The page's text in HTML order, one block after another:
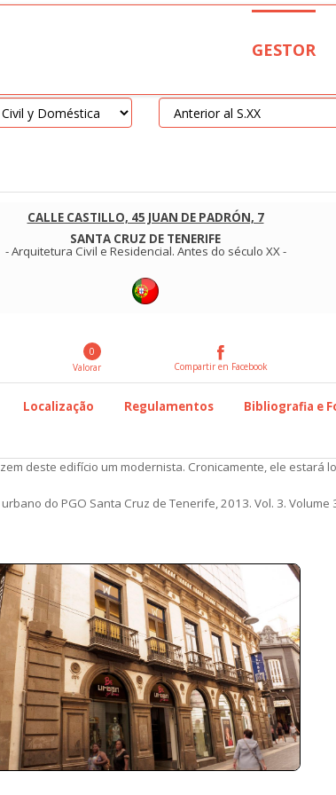
GESTOR
CALLE CASTILLO, 45 JUAN DE PADRÓN, 7
SANTA CRUZ DE TENERIFE
-Arquitetura Civil e Residencial. Antes do século XX-
0
Valorar
Compartir en Facebook
Localização Regulamentos Bibliografia e
deste edifício um modernista. Cronicamente, ele estará
do PGO Santa Cruz de Tenerife, 2013. Vol. 3. Volume